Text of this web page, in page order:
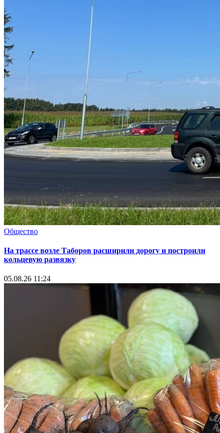
Общество
На трассе возле Таборов расширили дорогу и построили
кольцевую развязку
05.08.26 11:24